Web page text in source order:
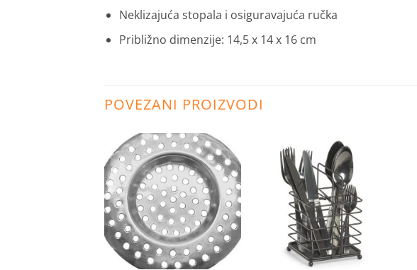
Neklizajuća stopala i osiguravajuća ručka
Približno dimenzije: 14,5 x 14 x 16 cm
POVEZANI PROIZVODI
Dodaj
na
listu
želja
želja